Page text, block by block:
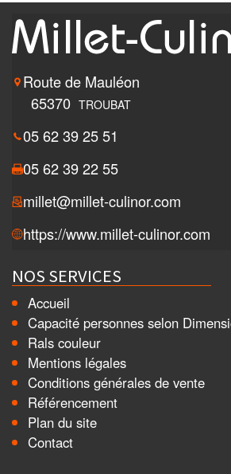
Route de Mauléon
65370 TROUBAT
05 62 39 25 51
05 62 39 22 55
millet@millet-culinor.com
https://www.millet-culinor.com
NOS SERVICES
Accueil
Capacité personnes selon
Rals couleur
Mentions légales
Conditions générales de vente
Référencement
Plan du site
Contact